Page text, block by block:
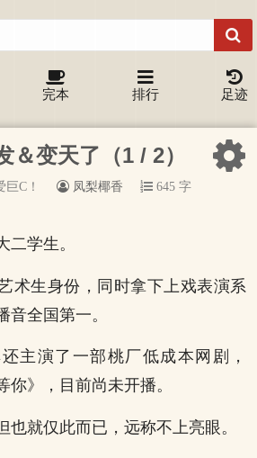
完本 排行 足迹
＆变天了（1 / 2）
C！ 凤梨椰香
645 字
二学生。
术生身份，同时拿下上戏表演系
音全国第一。
主演了一部桃厂低成本网剧，
你》，目前尚未开播。
也就仅此而已，远称不上亮眼。